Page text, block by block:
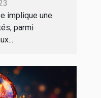
implique une
parmi